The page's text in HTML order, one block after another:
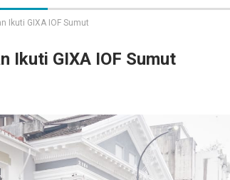
Ikuti GIXA IOF Sumut
Ikuti GIXA IOF Sumut